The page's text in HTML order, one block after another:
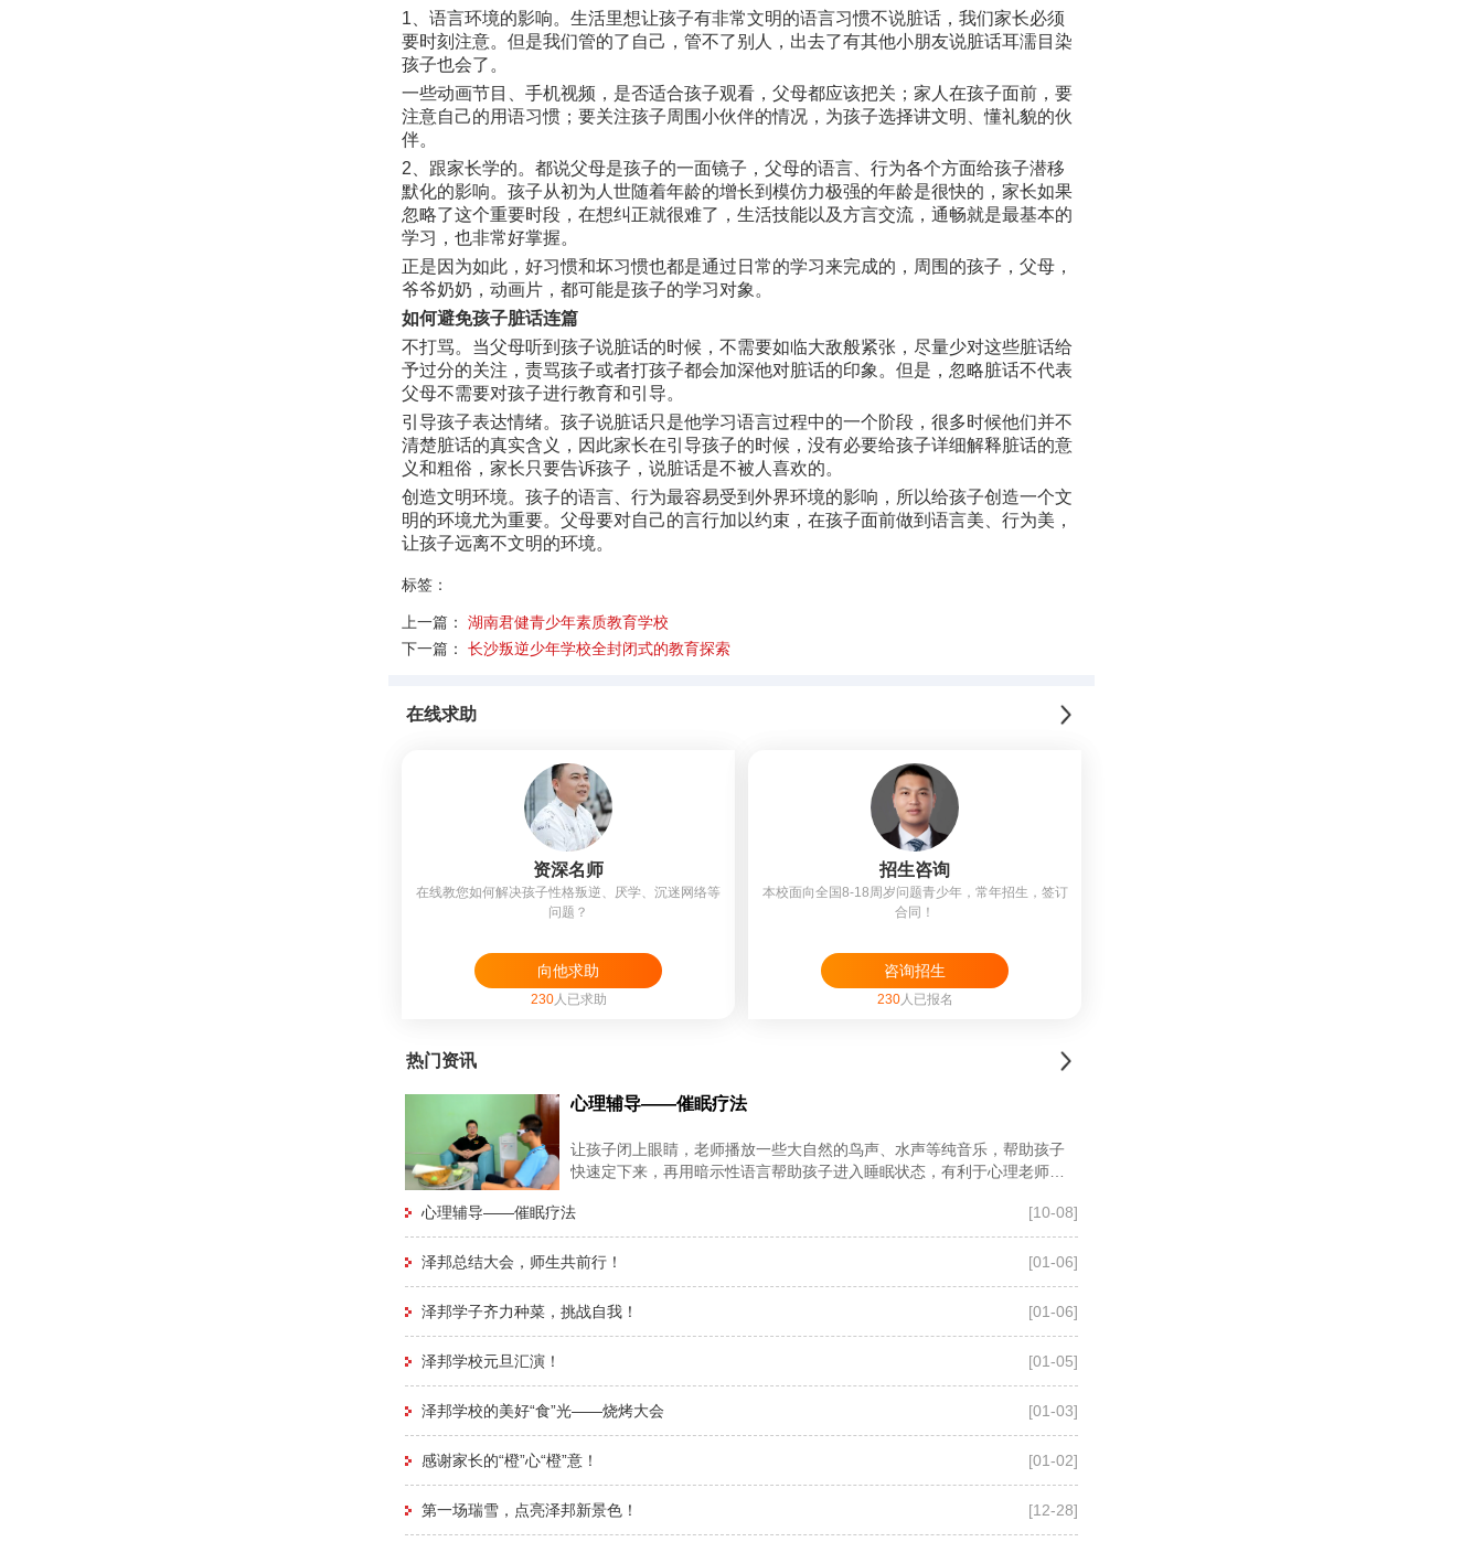
1、语言环境的影响。生活里想让孩子有非常文明的语言习惯不说脏话，我们家长必须
要时刻注意。但是我们管的了自己，管不了别人，出去了有其他小朋友说脏话耳濡目染
孩子也会了。
一些动画节目、手机视频，是否适合孩子观看，父母都应该把关；家人在孩子面前，要
注意自己的用语习惯；要关注孩子周围小伙伴的情况，为孩子选择讲文明、懂礼貌的伙
伴。
2、跟家长学的。都说父母是孩子的一面镜子，父母的语言、行为各个方面给孩子潜移
默化的影响。孩子从初为人世随着年龄的增长到模仿力极强的年龄是很快的，家长如果
忽略了这个重要时段，在想纠正就很难了，生活技能以及方言交流，通畅就是最基本的
学习，也非常好掌握。
正是因为如此，好习惯和坏习惯也都是通过日常的学习来完成的，周围的孩子，父母，
爷爷奶奶，动画片，都可能是孩子的学习对象。
如何避免孩子脏话连篇
不打骂。当父母听到孩子说脏话的时候，不需要如临大敌般紧张，尽量少对这些脏话给
予过分的关注，责骂孩子或者打孩子都会加深他对脏话的印象。但是，忽略脏话不代表
父母不需要对孩子进行教育和引导。
引导孩子表达情绪。孩子说脏话只是他学习语言过程中的一个阶段，很多时候他们并不
清楚脏话的真实含义，因此家长在引导孩子的时候，没有必要给孩子详细解释脏话的意
义和粗俗，家长只要告诉孩子，说脏话是不被人喜欢的。
创造文明环境。孩子的语言、行为最容易受到外界环境的影响，所以给孩子创造一个文
明的环境尤为重要。父母要对自己的言行加以约束，在孩子面前做到语言美、行为美，
让孩子远离不文明的环境。
标签：
上一篇：
湖南君健青少年素质教育学校
下一篇：
长沙叛逆少年学校全封闭式的教育探索
在线求助
资深名师
在线教您如何解决孩子性格叛逆、厌学、沉迷网络等
问题？
向他求助
230人已求助
招生咨询
本校面向全国8-18周岁问题青少年，常年招生，签订
合同！
咨询招生
230人已报名
热门资讯
心理辅导——催眠疗法
让孩子闭上眼睛，老师播放一些大自然的鸟声、水声等纯音乐，帮助孩子
快速定下来，再用暗示性语言帮助孩子进入睡眠状态，有利于心理老师深
心理辅导——催眠疗法
[10-08]
泽邦总结大会，师生共前行！ [01-06]
泽邦学子齐力种菜，挑战自我！ [01-06]
泽邦学校元旦汇演！ [01-05]
泽邦学校的美好“食”光——烧烤大会 [01-03]
感谢家长的“橙”心“橙”意！ [01-02]
第一场瑞雪，点亮泽邦新景色！ [12-28]